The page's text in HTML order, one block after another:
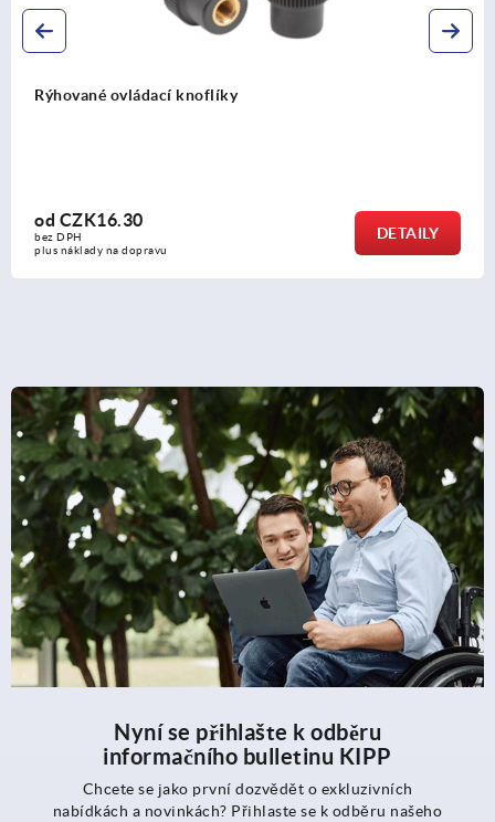
DETAILY
Rýhované ovládací matice z plastu,
Nyní se přihlašte k odběru
informačního bulletinu KIPP
Chcete se jako první dozvědět o exkluzivních
nabídkách a novinkách? Přihlaste se k odběru našeho